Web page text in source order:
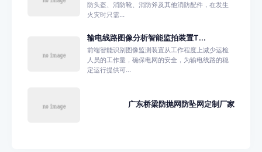
防头盔、消防靴、消防斧及其他消防配件，在发生
火灾时只需...
输电线路图像分析智能监拍装置T...
前端智能识别图像监测装置从工作程度上减少运检
人员的工作量，确保电网的安全，为输电线路的稳
定运行提供可...
广东桥梁防抛网防坠网定制厂家